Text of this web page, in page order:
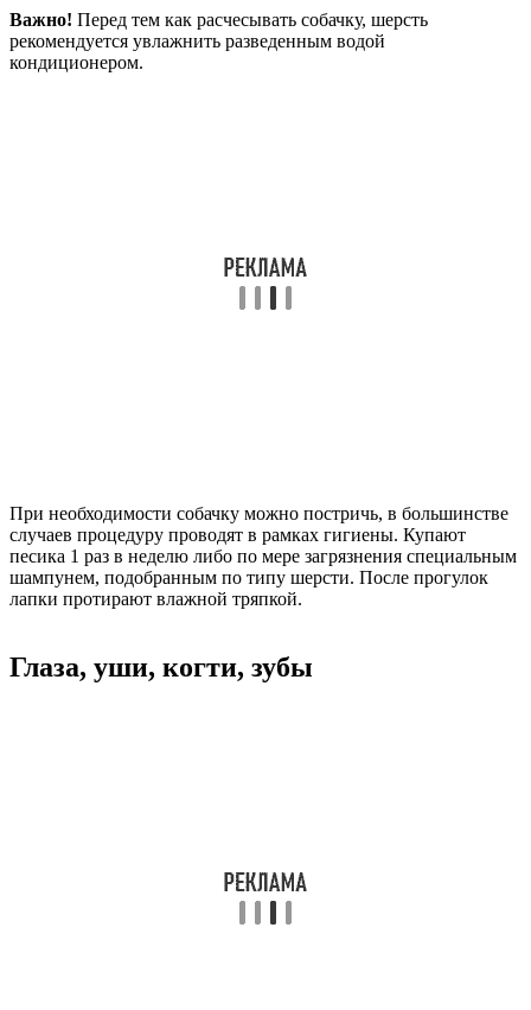
Важно! Перед тем как расчесывать собачку, шерсть
рекомендуется увлажнить разведенным водой
кондиционером.
При необходимости собачку можно постричь, в большинстве
случаев процедуру проводят в рамках гигиены. Купают
песика 1 раз в неделю либо по мере загрязнения специальным
шампунем, подобранным по типу шерсти. После прогулок
лапки протирают влажной тряпкой.
Глаза, уши, когти, зубы